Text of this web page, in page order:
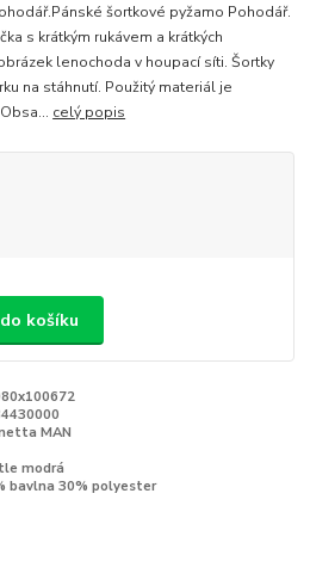
šortkové pyžamo Pohodář.
s krátkým rukávem a krátkých
lenochoda v houpací síti. Šortky
na stáhnutí. Použitý materiál je
celý popis
košíku
MAN
modrá
bavlna 30% polyester